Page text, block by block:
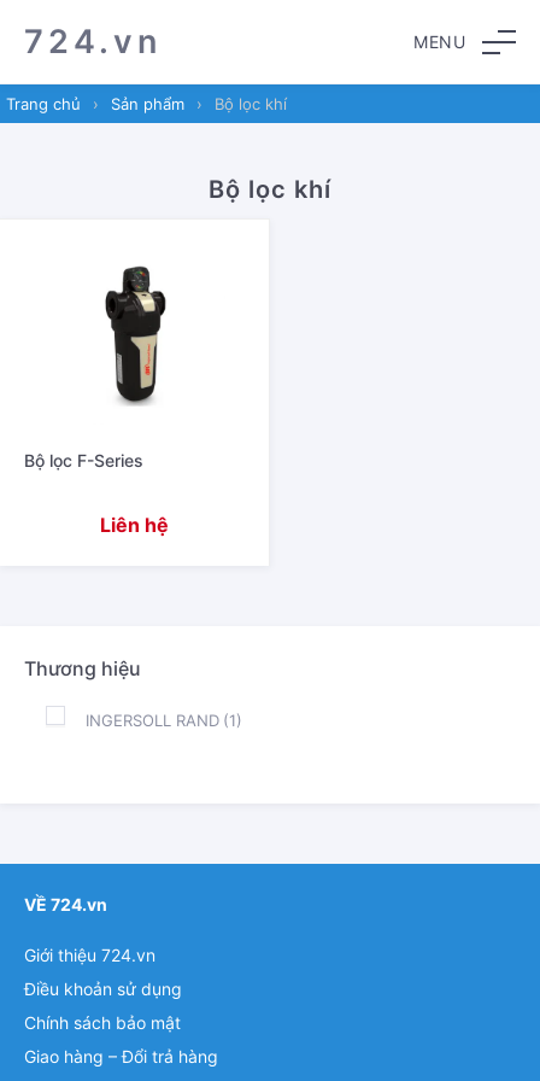
to
navigation
to
content
724.vn MENU
Trang chủ › Sản phẩm › Bộ lọc khí
Bộ lọc khí
Bộ lọc F-Series
Liên hệ
Thương hiệu
INGERSOLL RAND (1)
VỀ 724.vn
Giới thiệu 724.vn
Điều khoản sử dụng
Chính sách bảo mật
Giao hàng – Đổi trả hàng